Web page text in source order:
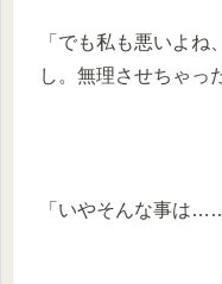
「でも私も悪いよ
し。無理させちゃっ
「いやそんな事は